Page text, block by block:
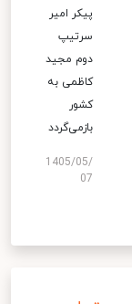
پیکر امیر
سرتیپ
دوم مجید
کاظمی به
کشور
بازمی‌گردد
1405/05/
07